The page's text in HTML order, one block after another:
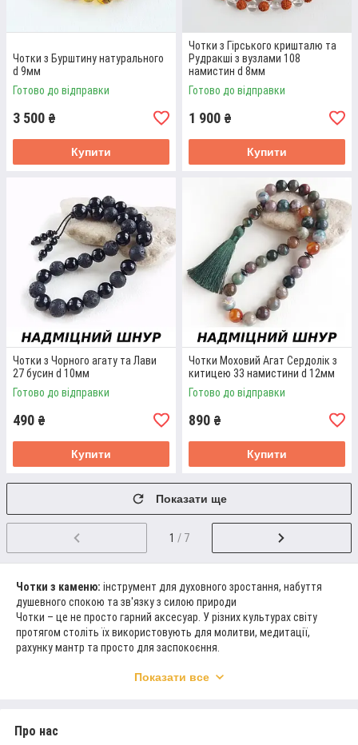
Дізнатися про нас більше
ЕТАПИ ЗАМОВЛЕННЯ В ІНТЕРНЕТ-
МАГАЗИНІ «5 GURU»
ЕТАП ОФОРМЛЕННЯ
Виберіть зручний для вас спосіб оформлення
покупки - по телефону, Viber, Telegram, через
кошик на сайті.
ЕТАП УЗГОДЖЕННЯ
для обговорення ваших побажань, узгодження
ЕТАП ОПЛАТИ
За чотки ціна може бути оплачена зручним
розрахунком, післяплатою, готівкою. Передплата
обов'язкова тільки на індивідуальні замовлення.
Доставку замовлень здійснюємо по Україні та
Чотки з Бурштину натурального
d 9мм
Готово до відправки
3 500 ₴
Купити
Чотки з Гірського кришталю та
Рудракші з вузлами 108
намистин d 8мм
Готово до відправки
1 900 ₴
Купити
Чотки з Чорного агату та Лави
27 бусин d 10мм
Готово до відправки
490 ₴
Купити
Чотки Моховий Агат Сердолік з
китицею 33 намистини d 12мм
Готово до відправки
890 ₴
Купити
Показати ще
1 / 7
Чотки з каменю: інструмент для духовного зростання, набуття
душевного спокою та зв'язку з силою природи
Чотки – це не просто гарний аксесуар. У різних культурах світу
протягом століть їх використовують для молитви, медитації,
рахунку мантр та просто для заспокоєння.
Камінь – це природний матеріал, який має свою особливу
Камені мають метафізичні властивості, які можуть бути вам
Показати все
Про нас